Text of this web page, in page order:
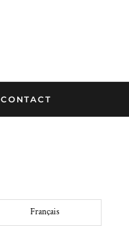
CONTACT
Français